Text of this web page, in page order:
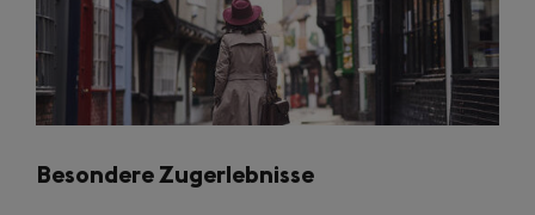
Besondere Zugerlebnisse